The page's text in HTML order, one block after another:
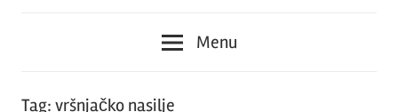
magareće
Menu
Tag: vršnjačko nasilje